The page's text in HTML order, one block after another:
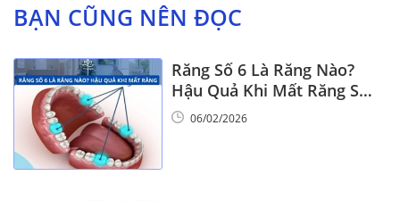
BẠN CŨNG NÊN ĐỌC
Răng Số 6 Là Răng Nào?
Hậu Quả Khi Mất Răng Số
6
06/02/2026